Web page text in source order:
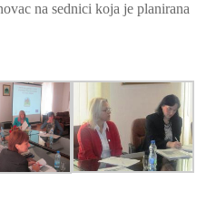
na sednici koja je planirana